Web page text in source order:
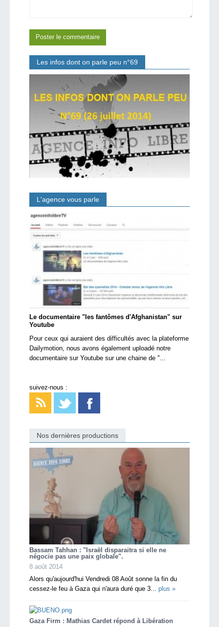
Les infos dont on parle peu n°69
L'agence vous parle
Le documentaire "les fantômes d'Afghanistan" sur
Youtube
Pour ceux qui auraient des difficultés avec la plateforme
Dailymotion, nous avons également uploadé notre
documentaire sur Youtube sur une chaine de "...
suivez-nous :
Nos dernières productions
Bassam Tahhan : "Israël disparaitra si elle ne
négocie pas une paix globale".
8 août 2014
Alors qu'aujourd'hui Vendredi 08 Août sonne la fin du
cessez-le feu à Gaza qui n'aura duré que 3... plus »
Gaza Firm : Mathias Cardet répond à Libération